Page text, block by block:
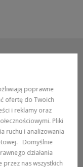
poprawne
ofertę do Twoich
i reklamy oraz
Pliki
ruchu i analizowania
Domyślnie
działania
przez nas wszystkich